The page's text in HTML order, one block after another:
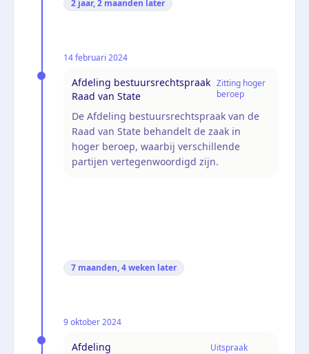
2 jaar, 2 maanden later
14 februari 2024
Afdeling bestuursrechtspraak
Raad van State
Zitting hoger
beroep
De Afdeling bestuursrechtspraak van de
Raad van State behandelt de zaak in
hoger beroep, waarbij verschillende
partijen vertegenwoordigd zijn.
7 maanden, 4 weken later
9 oktober 2024
Afdeling
Uitspraak